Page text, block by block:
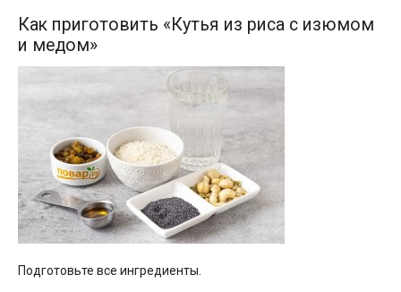
Как приготовить «Кутья из риса с изюмом
и медом»
Подготовьте все ингредиенты.